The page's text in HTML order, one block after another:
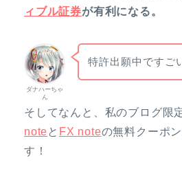
ィブル証券が有利になる。
ダナハーちゃ
ん
特許出願中ですご
そしてなんと、私のブログ限
note と FX noteの無料クーポ
す！